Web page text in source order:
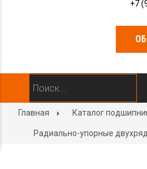
+7
Главная Каталог
Радиально-упорные